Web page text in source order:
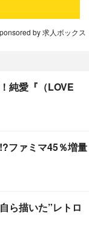
by 求人ボックス
純愛『（LOVE
ファミマ45％増量
ら描いた”レトロ